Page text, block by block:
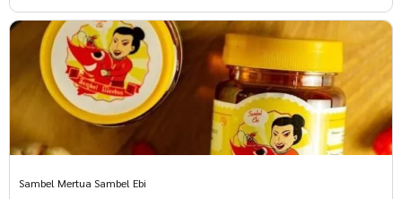
Sambel Mertua Sambel Ebi